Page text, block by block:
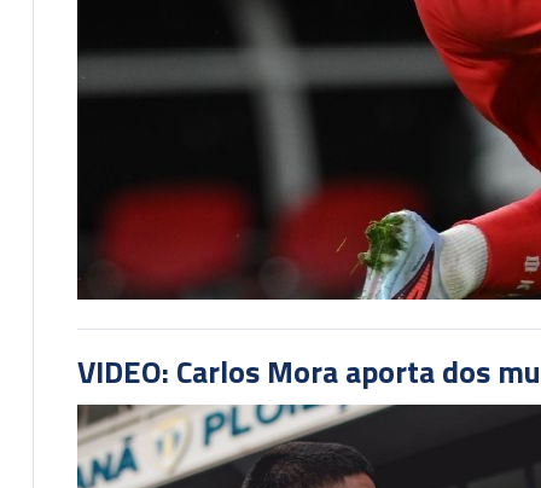
VIDEO: Carlos Mora aporta dos